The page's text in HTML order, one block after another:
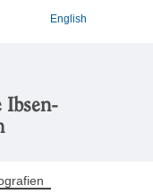
English
Ibsen-